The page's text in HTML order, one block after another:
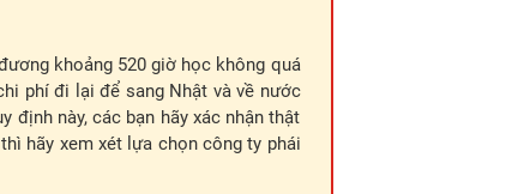
khoảng 520 giờ học không quá
phí đi lại để sang Nhật và về nước
này, các bạn hãy xác nhận thật
hãy xem xét lựa chọn công ty phái